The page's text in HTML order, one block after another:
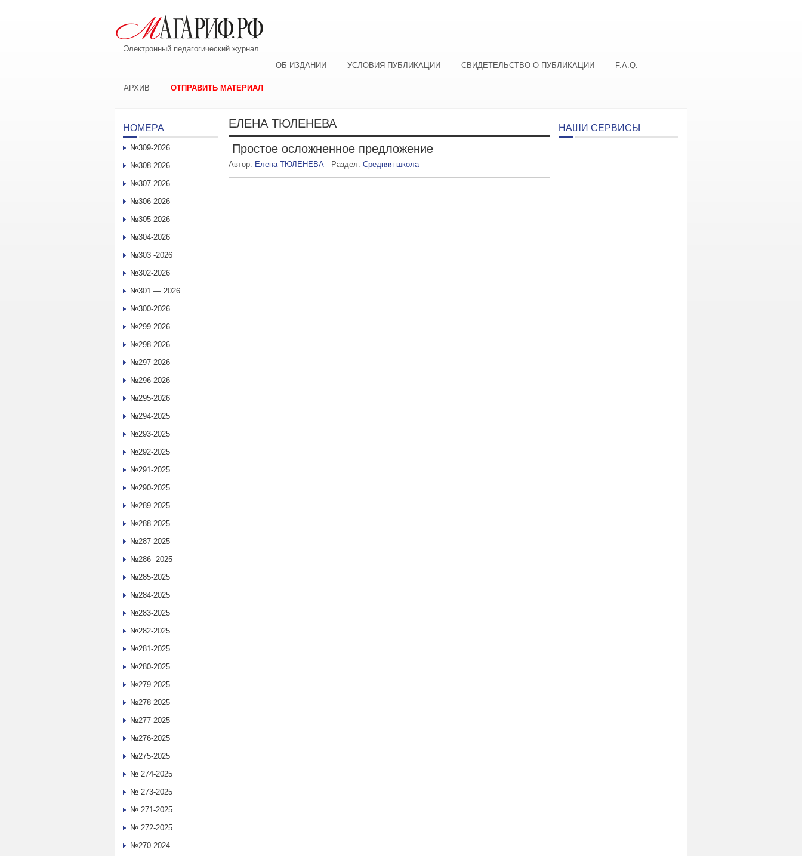
Электронный педагогический журнал
ОБ ИЗДАНИИ
УСЛОВИЯ ПУБЛИКАЦИИ СВИДЕТЕЛЬСТВО О ПУБЛИКАЦИИ F.A.Q.
АРХИВ ОТПРАВИТЬ МАТЕРИАЛ
ЕЛЕНА ТЮЛЕНЕВА
Простое осложненное предложение
Автор: Елена ТЮЛЕНЕВА Раздел: Средняя школа
НОМЕРА
№309-2026
№308-2026
№307-2026
№306-2026
№305-2026
№304-2026
№303 -2026
№302-2026
№301 — 2026
№300-2026
№299-2026
№298-2026
№297-2026
№296-2026
№295-2026
№294-2025
№293-2025
№292-2025
№291-2025
№290-2025
№289-2025
№288-2025
№287-2025
№286 -2025
№285-2025
№284-2025
№283-2025
№282-2025
№281-2025
№280-2025
№279-2025
№278-2025
№277-2025
№276-2025
№275-2025
№ 274-2025
№ 273-2025
№ 271-2025
№ 272-2025
№270-2024
НАШИ СЕРВИСЫ